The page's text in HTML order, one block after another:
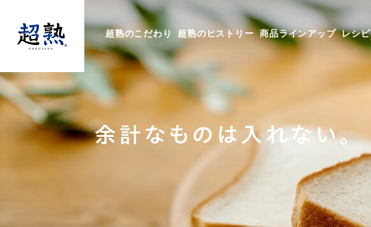
超熟のこだわり 超熟のヒストリー 商品ラインアップ レシピ
超熟フォカッチャ